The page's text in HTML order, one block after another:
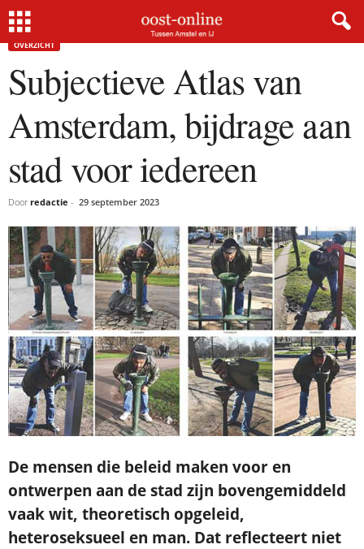
Home Subjectieve Atlas van Amsterdam, bijdrage aan stad voor iedereen
OVERZICHT
Subjectieve Atlas van
Amsterdam, bijdrage aan
stad voor iedereen
Door redactie - 29 september 2023
De mensen die beleid maken voor en
ontwerpen aan de stad zijn bovengemiddeld
vaak wit, theoretisch opgeleid,
heteroseksueel en man. Dat reflecteert niet